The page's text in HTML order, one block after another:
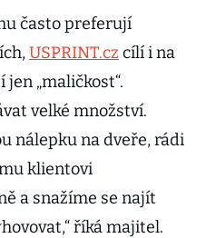
často preferují
USPRINT.cz cílí i na
„maličkost“.
velké množství.
nálepku na dveře, rádi
klientovi
a snažíme se najít
říká majitel.